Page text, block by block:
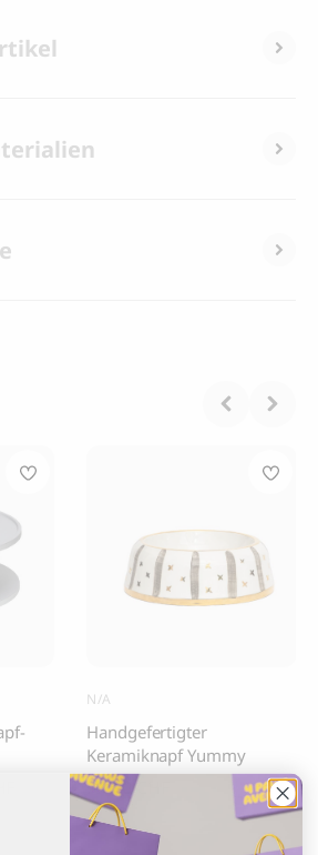
N/A
Handgefertigter
Keramiknapf Yummy
99.00CHF